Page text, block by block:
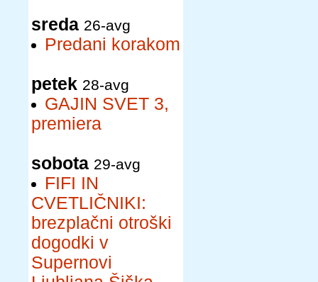
sreda 26-avg
Predani korakom
petek 28-avg
GAJIN SVET 3,
premiera
sobota 29-avg
FIFI IN
CVETLIČNIKI:
brezplačni otroški
dogodki v
Supernovi